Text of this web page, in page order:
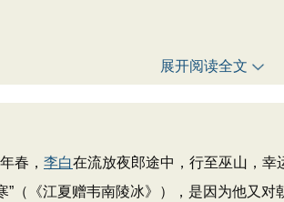
展开阅读全文
春， 李白在流放夜郎途中，行至巫山，幸
（《江夏赠韦南陵冰》），是因为他又